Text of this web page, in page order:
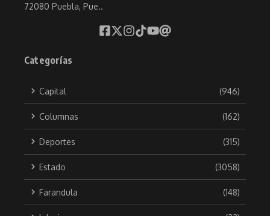
72080 Puebla, Pue..
Categorías
Capital (946)
Columnas (162)
Deportes (315)
Estado (3058)
Farandula (148)